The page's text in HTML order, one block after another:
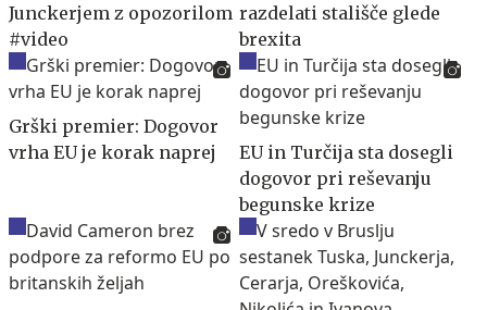
Junckerjem z opozorilom
#video
razdelati stališče glede
brexita
Grški premier: Dogovor
vrha EU je korak naprej
EU in Turčija sta dosegli
dogovor pri reševanju
begunske krize